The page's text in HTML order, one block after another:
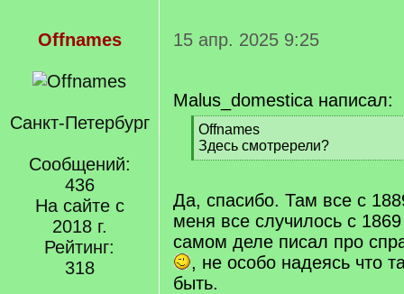
Offnames
Санкт-Петербург
Сообщений:
436
На сайте с
2018 г.
Рейтинг:
318
15 апр. 2025 9:25
Malus_domestica написал:
[
q
]
Offnames
Здесь смотререли?
[
]
Да, спасибо. Там все с
меня все случилось с
самом деле писал про
, не особо надеясь что
быть.